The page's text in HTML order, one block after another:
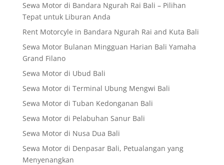
Sewa Motor di Bandara Ngurah Rai Bali – Pilihan
Tepat untuk Liburan Anda
Rent Motorcyle in Bandara Ngurah Rai and Kuta Bali
Sewa Motor Bulanan Mingguan Harian Bali Yamaha
Grand Filano
Sewa Motor di Ubud Bali
Sewa Motor di Terminal Ubung Mengwi Bali
Sewa Motor di Tuban Kedonganan Bali
Sewa Motor di Pelabuhan Sanur Bali
Sewa Motor di Nusa Dua Bali
Sewa Motor di Denpasar Bali, Petualangan yang
Menyenangkan